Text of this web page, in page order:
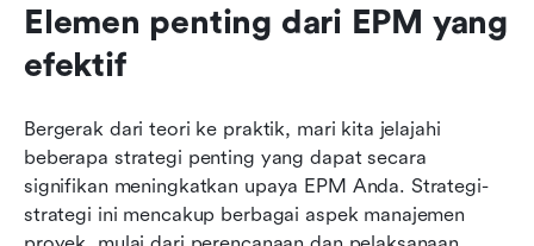
Elemen penting dari EPM yang
efektif
Bergerak dari teori ke praktik, mari kita jelajahi
beberapa strategi penting yang dapat secara
signifikan meningkatkan upaya EPM Anda. Strategi-
strategi ini mencakup berbagai aspek manajemen